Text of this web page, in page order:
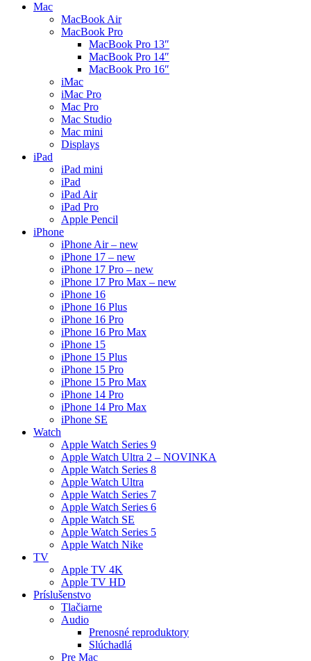
Mac
MacBook Air
MacBook Pro
MacBook Pro 13″
MacBook Pro 14″
MacBook Pro 16″
iMac
iMac Pro
Mac Pro
Mac Studio
Mac mini
Displays
iPad
iPad mini
iPad
iPad Air
iPad Pro
Apple Pencil
iPhone
iPhone Air – new
iPhone 17 – new
iPhone 17 Pro – new
iPhone 17 Pro Max – new
iPhone 16
iPhone 16 Plus
iPhone 16 Pro
iPhone 16 Pro Max
iPhone 15
iPhone 15 Plus
iPhone 15 Pro
iPhone 15 Pro Max
iPhone 14 Pro
iPhone 14 Pro Max
iPhone SE
Watch
Apple Watch Series 9
Apple Watch Ultra 2 – NOVINKA
Apple Watch Series 8
Apple Watch Ultra
Apple Watch Series 7
Apple Watch Series 6
Apple Watch SE
Apple Watch Series 5
Apple Watch Nike
TV
Apple TV 4K
Apple TV HD
Príslušenstvo
Tlačiarne
Audio
Prenosné reproduktory
Slúchadlá
Pre Mac